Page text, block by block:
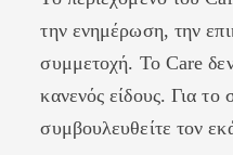
την ενημέρωση, την
συμμετοχή. Το Care
κανενός είδους. Για το
συμβουλευθείτε τον